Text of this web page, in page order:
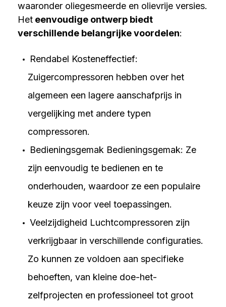
waaronder oliegesmeerde en olievrije versies.
Heteenvoudige ontwerp biedt
verschillende belangrijke voordelen:
Rendabel Kosteneffectief:
Zuigercompressoren hebben over het
algemeen een lagere aanschafprijs in
vergelijking met andere typen
compressoren.
Bedieningsgemak Bedieningsgemak: Ze
zijn eenvoudig te bedienen en te
onderhouden, waardoor ze een populaire
keuze zijn voor veel toepassingen.
Veelzijdigheid Luchtcompressoren zijn
verkrijgbaar in verschillende configuraties.
Zo kunnen ze voldoen aan specifieke
behoeften, van kleine doe-het-
zelfprojecten en professioneel tot groot